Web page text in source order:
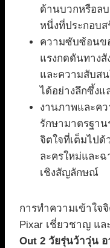
ด้านบวกหรือล
หนึ่งที่ประกอบ
ความซับซ้อนข
แรงกดดันทาง
และความสับส
ได้อย่างลึกซึ้งแ
งานภาพและคว
รักษามาตรฐาน
จิตใจที่เต็มไป
ละครใหม่และ
เชิงสัญลักษณ์
การทำความเข้าใจ
Pixar เชี่ยวชาญ แ
Out 2 วัยรุ่นว้าวุ่น